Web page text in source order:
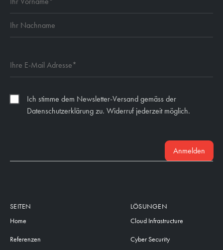
Ich stimme dem Newsletter-Versand gemäss der
Datenschutzerklärung zu. Widerruf jederzeit möglich.
Anmelden
SEITEN
Home
Referenzen
LÖSUNGEN
Cloud Infrastructure
Cyber Security